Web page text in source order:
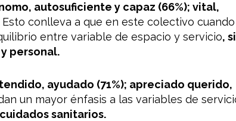
autosuficiente y capaz (66%); vital,
Esto conlleva a que en este colectivo
entre variable de espacio y servicio,
personal.
ayudado (71%); apreciado querido,
un mayor énfasis a las variables de
sanitarios.